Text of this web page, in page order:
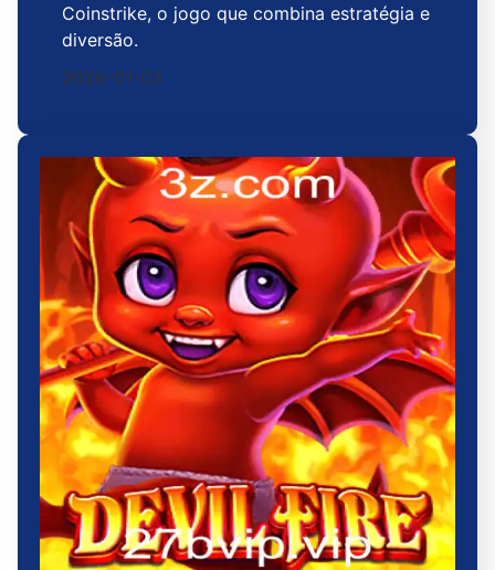
Coinstrike, o jogo que combina estratégia e
diversão.
2026-01-03